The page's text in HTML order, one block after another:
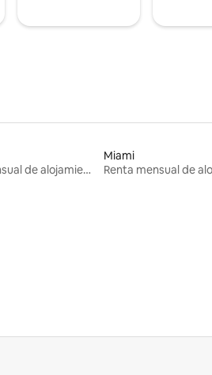
Renta mensual de alojamientos
Miami